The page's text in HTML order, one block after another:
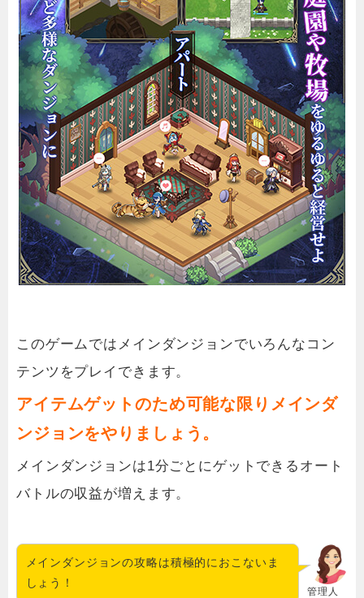
このゲームではメインダンジョンでいろんなコン
テンツをプレイできます。
アイテムゲットのため可能な限りメインダ
ンジョンをやりましょう。
メインダンジョンは1分ごとにゲットできるオート
バトルの収益が増えます。
管理人
メインダンジョンの攻略は積極的におこないま
しょう！